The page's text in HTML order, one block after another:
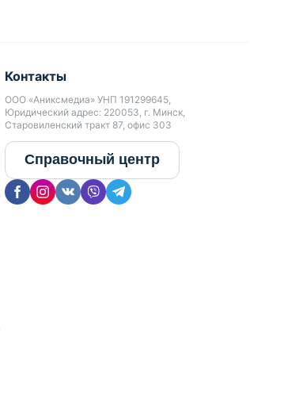
Контакты
ООО «Аниксмедиа» УНП 191299645,
Юридический адрес: 220053, г. Минск,
Старовиленский тракт 87, офис 303
Справочный центр